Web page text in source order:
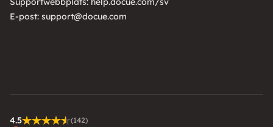
E-post: support@docue.com
4.5
(142)